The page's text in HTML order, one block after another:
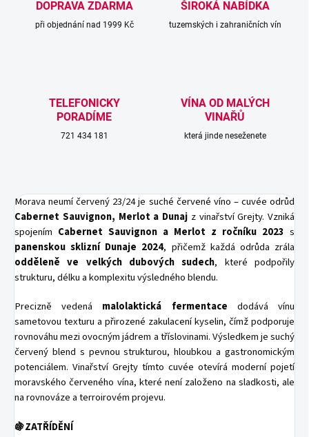
DOPRAVA ZDARMA
při objednání nad 1999 Kč
ŠIROKÁ NABÍDKA
tuzemských i zahraničních vín
TELEFONICKY
PORADÍME
721 434 181
VÍNA OD MALÝCH
VINAŘŮ
která jinde neseženete
Morava neumí červený 23/24 je suché červené víno – cuvée odrůd
Cabernet Sauvignon, Merlot a Dunaj z vinařství Grejty. Vzniká
spojením Cabernet Sauvignon a Merlot z ročníku 2023 s
panenskou sklizní Dunaje 2024, přičemž každá odrůda zrála
odděleně ve velkých dubových sudech, které podpořily
strukturu, délku a komplexitu výsledného blendu.
Precizně vedená malolaktická fermentace dodává vínu
sametovou texturu a přirozené zakulacení kyselin, čímž podporuje
rovnováhu mezi ovocným jádrem a tříslovinami. Výsledkem je suchý
červený blend s pevnou strukturou, hloubkou a gastronomickým
potenciálem. Vinařství Grejty tímto cuvée otevírá moderní pojetí
moravského červeného vína, které není založeno na sladkosti, ale
na rovnováze a terroirovém projevu.
🍇ZATŘÍDĚNÍ